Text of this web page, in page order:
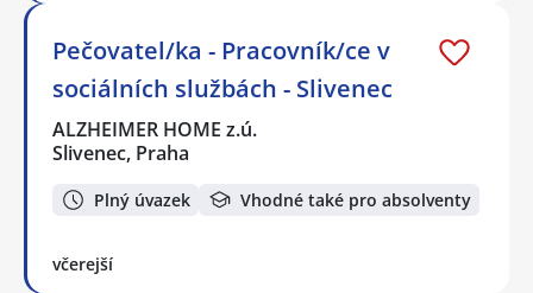
Pečovatel/ka - Pracovník/ce v
sociálních službách - Slivenec
ALZHEIMER HOME z.ú.
Slivenec, Praha
Plný úvazek Vhodné také pro absolventy
včerejší